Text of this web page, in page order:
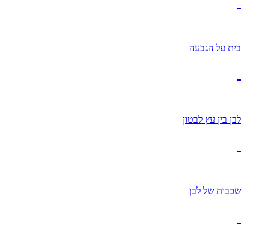
בית על הגבעה
לבן בין עץ לבטון
שכבות של לבן